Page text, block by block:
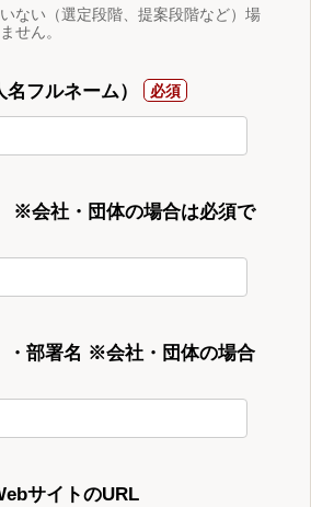
ない（選定段階、提案段階など）場
せん。
フルネーム）
※会社・団体の場合は必須で
・部署名 ※会社・団体の場合
サイトのURL